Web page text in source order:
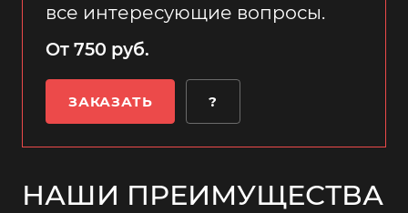
все интересующие вопросы.
От 750 руб.
ЗАКАЗАТЬ ?
НАШИ ПРЕИМУЩЕСТВА